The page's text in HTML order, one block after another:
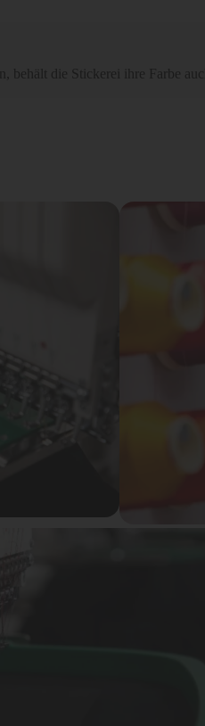
behält die Stickerei ihre Farbe auch